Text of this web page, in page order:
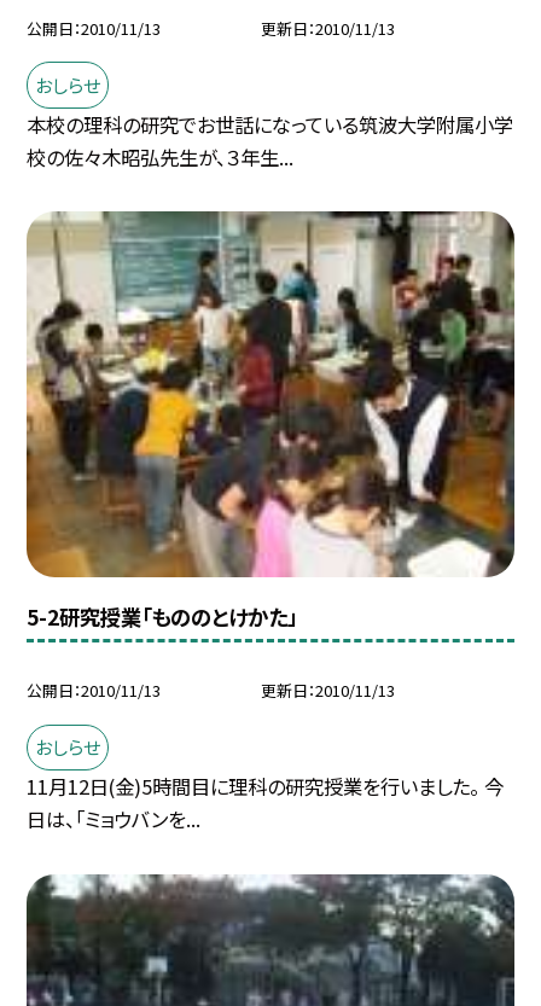
公開日 2010/11/13 更新日 2010/11/13
おしらせ
本校の理科の研究でお世話になっている筑波大学附属小学
校の佐々木昭弘先生が、３年生...
5-2研究授業「もののとけかた」
公開日 2010/11/13 更新日 2010/11/13
おしらせ
11月12日(金)5時間目に理科の研究授業を行いました。 今
日は、「ミョウバンを...